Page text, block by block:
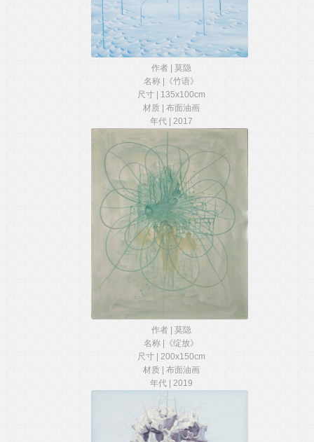
作者 | 莫隐
名称 |《竹语》
尺寸 | 135x100cm
材质 | 布面油画
年代 | 2017
作者 | 莫隐
名称 |《绽放》
尺寸 | 200x150cm
材质 | 布面油画
年代 | 2019